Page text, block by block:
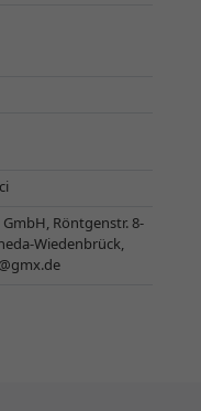
Röntgenstr. 8-
Wiedenbrück,